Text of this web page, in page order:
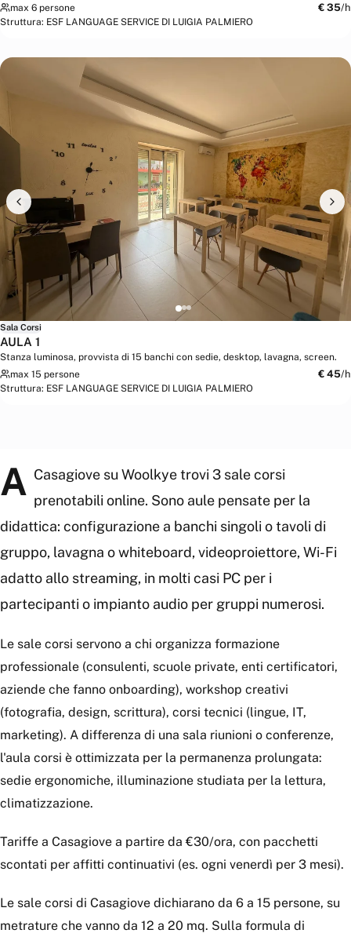
max 6 persone
€ 35/h
Struttura: ESF LANGUAGE SERVICE DI LUIGIA PALMIERO
Sala Corsi
AULA 1
Stanza luminosa, provvista di 15 banchi con sedie, desktop, lavagna, screen.
max 15 persone
€ 45/h
Struttura: ESF LANGUAGE SERVICE DI LUIGIA PALMIERO
A Casagiove su Woolkye trovi 3 sale corsi
prenotabili online. Sono aule pensate per la
didattica: configurazione a banchi singoli o tavoli di
gruppo, lavagna o whiteboard, videoproiettore, Wi-Fi
adatto allo streaming, in molti casi PC per i
partecipanti o impianto audio per gruppi numerosi.
Le sale corsi servono a chi organizza formazione
professionale (consulenti, scuole private, enti certificatori,
aziende che fanno onboarding), workshop creativi
(fotografia, design, scrittura), corsi tecnici (lingue, IT,
marketing). A differenza di una sala riunioni o conferenze,
l'aula corsi è ottimizzata per la permanenza prolungata:
sedie ergonomiche, illuminazione studiata per la lettura,
climatizzazione.
Tariffe a Casagiove a partire da €30/ora, con pacchetti
scontati per affitti continuativi (es. ogni venerdì per 3 mesi).
Le sale corsi di Casagiove dichiarano da 6 a 15 persone, su
metrature che vanno da 12 a 20 mq. Sulla formula di